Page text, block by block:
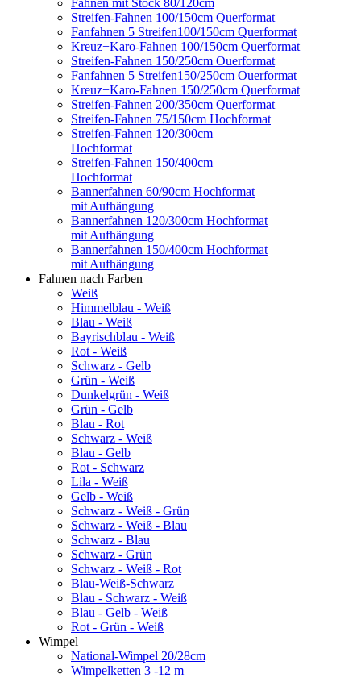
Fahnen mit Stock 80/120cm
Streifen-Fahnen 100/150cm Querformat
Fanfahnen 5 Streifen100/150cm Querformat
Kreuz+Karo-Fahnen 100/150cm Querformat
Streifen-Fahnen 150/250cm Ouerformat
Fanfahnen 5 Streifen150/250cm Ouerformat
Kreuz+Karo-Fahnen 150/250cm Querformat
Streifen-Fahnen 200/350cm Querformat
Streifen-Fahnen 75/150cm Hochformat
Streifen-Fahnen 120/300cm
Hochformat
Streifen-Fahnen 150/400cm
Hochformat
Bannerfahnen 60/90cm Hochformat
mit Aufhängung
Bannerfahnen 120/300cm Hochformat
mit Aufhängung
Bannerfahnen 150/400cm Hochformat
mit Aufhängung
Fahnen nach Farben
Weiß
Himmelblau - Weiß
Blau - Weiß
Bayrischblau - Weiß
Rot - Weiß
Schwarz - Gelb
Grün - Weiß
Dunkelgrün - Weiß
Grün - Gelb
Blau - Rot
Schwarz - Weiß
Blau - Gelb
Rot - Schwarz
Lila - Weiß
Gelb - Weiß
Schwarz - Weiß - Grün
Schwarz - Weiß - Blau
Schwarz - Blau
Schwarz - Grün
Schwarz - Weiß - Rot
Blau-Weiß-Schwarz
Blau - Schwarz - Weiß
Blau - Gelb - Weiß
Rot - Grün - Weiß
Wimpel
National-Wimpel 20/28cm
Wimpelketten 3 -12 m